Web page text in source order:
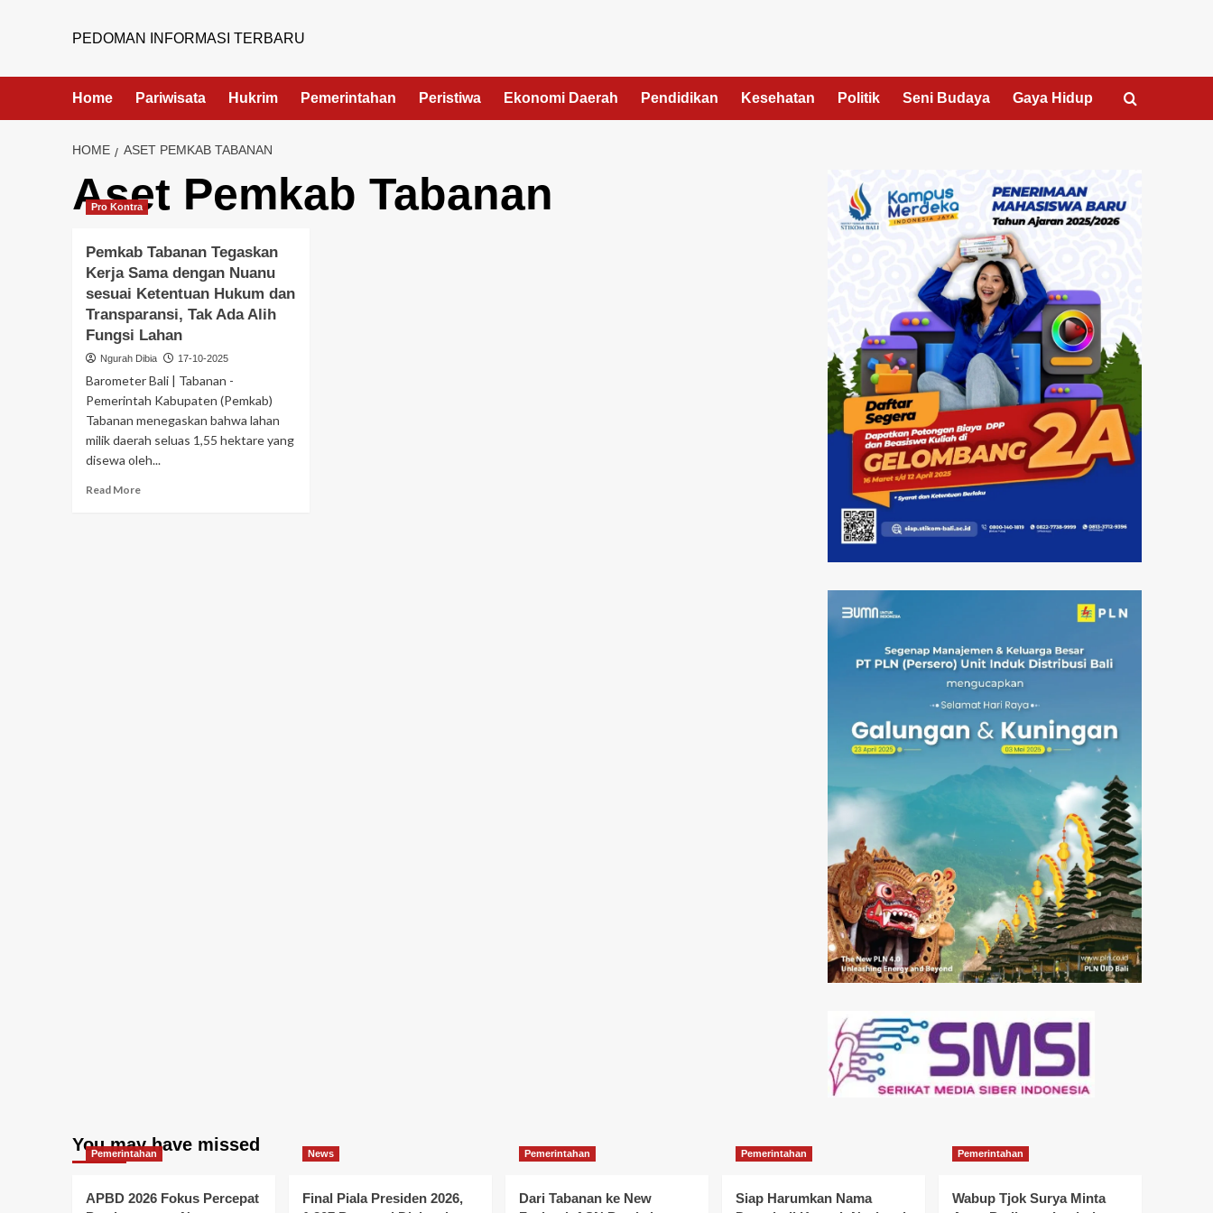
PEDOMAN INFORMASI TERBARU
Home Pariwisata Hukrim Pemerintahan Peristiwa Ekonomi Daerah Pendidikan Kesehatan Politik Seni Budaya Gaya Hidup
HOME ASET PEMKAB TABANAN
Aset Pemkab Tabanan
Pro Kontra
Pemkab Tabanan Tegaskan
Kerja Sama dengan Nuanu
sesuai Ketentuan Hukum dan
Transparansi, Tak Ada Alih
Fungsi Lahan
Ngurah Dibia 17-10-2025
Barometer Bali | Tabanan -
Pemerintah Kabupaten (Pemkab)
Tabanan menegaskan bahwa lahan
milik daerah seluas 1,55 hektare yang
disewa oleh...
Read More
You may have missed
Pemerintahan
APBD 2026 Fokus Percepat
News
Final Piala Presiden 2026,
Pemerintahan
Dari Tabanan ke New
Pemerintahan
Siap Harumkan Nama
Pemerintahan
Wabup Tjok Surya Minta